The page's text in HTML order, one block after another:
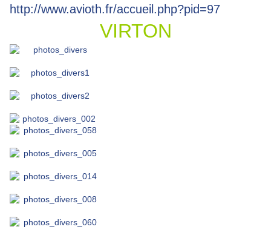
http://www.avioth.fr/accueil.php?pid=97
VIRTON